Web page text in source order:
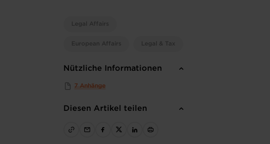
Legal Affairs
European Affairs Legal & Tax
Nützliche Informationen
7 Anhänge
Diesen Artikel teilen